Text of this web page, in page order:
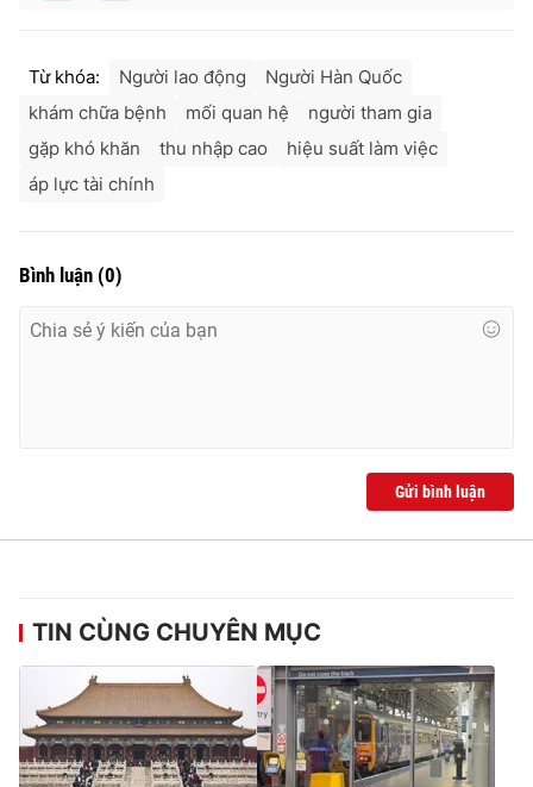
Từ khóa: Người lao động
Người Hàn Quốc
khám chữa bệnh
mối quan hệ
người tham gia
gặp khó khăn
thu nhập cao
hiệu suất làm việc
áp lực tài chính
Bình luận (0)
Gửi bình luận
TIN CÙNG CHUYÊN MỤC